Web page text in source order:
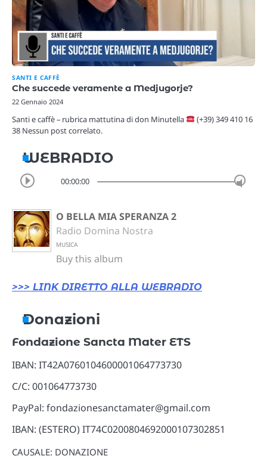
SANTI E CAFFÈ
Che succede veramente a Medjugorje?
22 Gennaio 2024
Santi e caffè – rubrica mattutina di don Minutella
(+39) 349 410 16
38 Nessun post correlato.
WEBRADIO
00:00:00
O BELLA MIA SPERANZA 2
Radio Domina Nostra
MUSICA
Buy this album
>>> LINK DIRETTO ALLA WEBRADIO
Donazioni
Fondazione Sancta Mater ETS
IBAN: IT42A0760104600001064773730
C/C: 001064773730
PayPal: fondazionesanctamater@gmail.com
IBAN: (ESTERO) IT74C0200804692000107302851
CAUSALE: DONAZIONE